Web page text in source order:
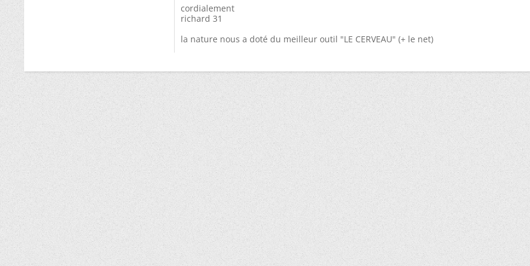
cordialement
richard 31
la nature nous a doté du meilleur outil "LE CERVEAU" (+ le net)